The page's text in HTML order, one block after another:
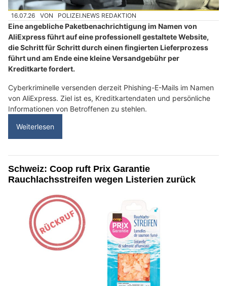
16.07.26 VON POLIZEI.NEWS REDAKTION
Eine angebliche Paketbenachrichtigung im Namen von
AliExpress führt auf eine professionell gestaltete Website,
die Schritt für Schritt durch einen fingierten Lieferprozess
führt und am Ende eine kleine Versandgebühr per
Kreditkarte fordert.
Cyberkriminelle versenden derzeit Phishing-E-Mails im Namen
von AliExpress. Ziel ist es, Kreditkartendaten und persönliche
Informationen von Betroffenen zu stehlen.
Weiterlesen
Schweiz: Coop ruft Prix Garantie
Rauchlachsstreifen wegen Listerien zurück